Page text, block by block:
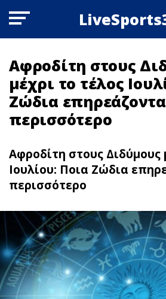
Αφροδίτη στους
μέχρι το τέλος
Zώδια
περισσότερο
Αφροδίτη στους Διδύμους
Ιουλίου: Ποια Zώδια
περισσότερο